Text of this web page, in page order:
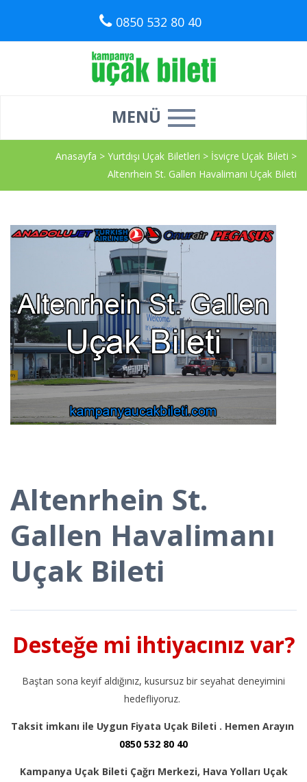
0850 532 80 40
MENÜ
Anasayfa > Yurtdışı Uçak Biletleri > İsviçre Uçak Bileti >
Altenrhein St. Gallen Havalimanı Uçak Bileti
Altenrhein St.
Gallen Havalimanı
Uçak Bileti
Desteğe mi ihtiyacınız var?
Baştan sona keyif aldığınız, kusursuz bir seyahat deneyimini
hedefliyoruz.
Taksit imkanı ile Uygun Fiyata Uçak Bileti . Hemen Arayın
0850 532 80 40
Kampanya Uçak Bileti Çağrı Merkezi, Hava Yolları Uçak